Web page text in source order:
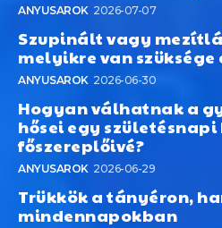
ANYUSAROK 2026-07-07
Szupinált vagy
melyikre van szüksége
ANYUSAROK 2026-06-30
Hogyan válhatnak a
hősei egy
főszereplőivé?
ANYUSAROK 2026-06-29
Trükkök a tányéron,
mindennapokban